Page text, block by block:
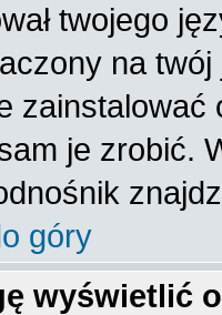
twojego
na
zainstalować
je zrobić.
góry
wyświetlić